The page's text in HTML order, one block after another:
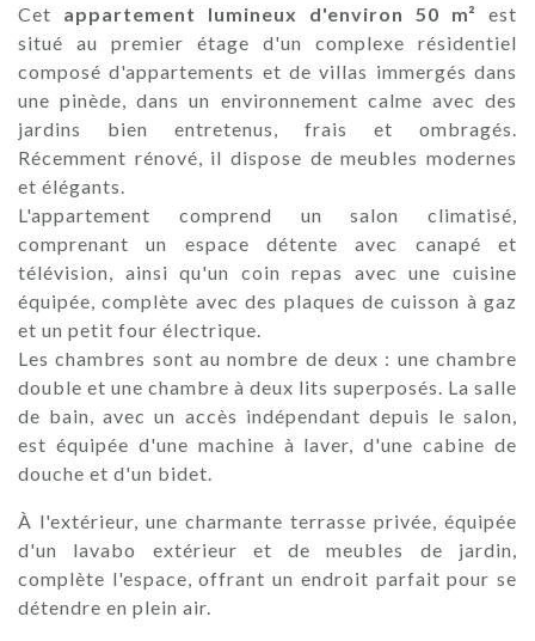
Cet appartement lumineux d'environ 50 m² est
situé au premier étage d'un complexe résidentiel
composé d'appartements et de villas immergés dans
une pinède, dans un environnement calme avec des
jardins bien entretenus, frais et ombragés.
Récemment rénové, il dispose de meubles modernes
et élégants.
L'appartement comprend un salon climatisé,
comprenant un espace détente avec canapé et
télévision, ainsi qu'un coin repas avec une cuisine
équipée, complète avec des plaques de cuisson à gaz
et un petit four électrique.
Les chambres sont au nombre de deux : une chambre
double et une chambre à deux lits superposés. La salle
de bain, avec un accès indépendant depuis le salon,
est équipée d'une machine à laver, d'une cabine de
douche et d'un bidet.
À l'extérieur, une charmante terrasse privée, équipée
d'un lavabo extérieur et de meubles de jardin,
complète l'espace, offrant un endroit parfait pour se
détendre en plein air.